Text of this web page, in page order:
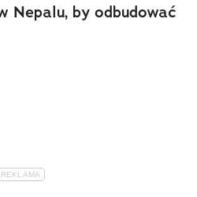
Nepalu, by odbudować